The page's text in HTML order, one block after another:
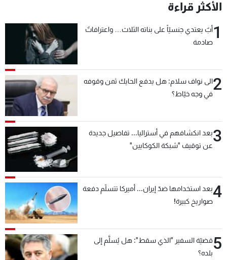
الأكثر قراءة
1أبٌ يعتدي جنسيّاً على بناته الثلاث… واعترافاتٌ
صادمة
2الى نواف سلام: هل يدفع الحايك ثمن وقوفه
في وجه خيّاط؟
3بعد انكشافهم في أستراليا... تفاصيل جديدة
عن توقيف "شبكة الكوكايين"
4بعد استخدامها ضدّ إيران... أميركا تتسلّم دفعة
صواريخ كبيرة!
5قضيّة السفير "الذي سقط": هل يُسلَّم إلى
بلده؟